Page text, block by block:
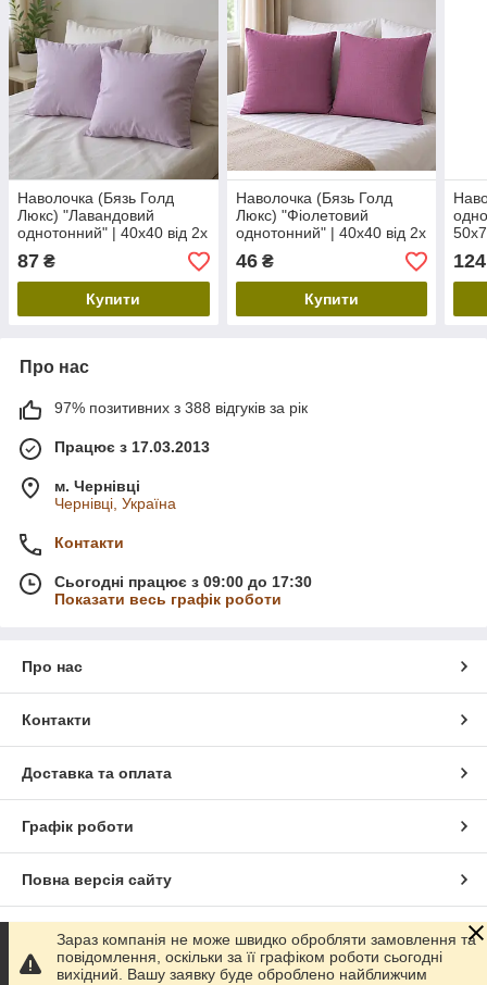
Наволочка (Бязь Голд
Люкс) "Лавандовий
однотонний" | 40х40 від 2х
шт.
87 ₴
Купити
Наволочка (Бязь Голд
Люкс) "Фіолетовий
однотонний" | 40х40 від 2х
шт.
46₴
Купити
124
Про нас
97% позитивних з 388 відгуків за рік
Працює з 17.03.2013
м. Чернівці
Чернівці, Україна
Контакти
Сьогодні працює з 09:00 до 17:30
Показати весь графік роботи
Про нас
Контакти
Доставка та оплата
Графік роботи
Повна версія сайту
Сайт створено на маркетплейсіProm.ua
Зараз компанія не може швидко обробляти замовлення та
повідомлення, оскільки за її графіком роботи сьогодні
вихідний. Вашу заявку буде оброблено найближчим